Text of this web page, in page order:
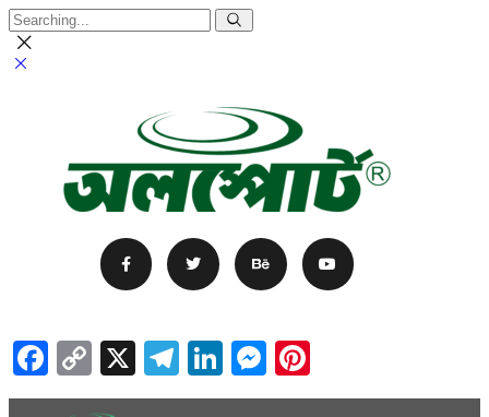
Facebook
Copy
Link
X Telegram
LinkedIn
Messenger